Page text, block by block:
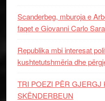
Scanderbeg, mburoja e
faqet e Giovanni Carlo
Republika mbi interesat
kushtetutshmëria dhe
TRI POEZI PËR GJERGJ
SKËNDERBEUN